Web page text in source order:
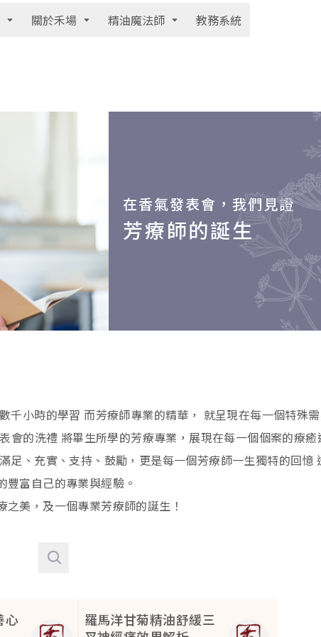
關於禾場 精油魔法師 教務系統
在香氣發表會，我們見證
芳療師的誕生
千小時的學習 而芳療師專業的精華， 就呈現在每一個特殊
會的洗禮 將畢生所學的芳療專業，展現在每一個個案的療癒
足、充實、支持、鼓勵，更是每一個芳療師一生獨特的回憶
富自己的專業與經驗。
美，及一個專業芳療師的誕生！
心
羅馬洋甘菊精油舒緩三